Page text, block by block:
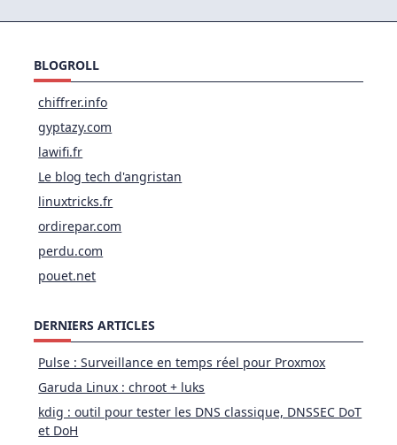
BLOGROLL
chiffrer.info
gyptazy.com
lawifi.fr
Le blog tech d'angristan
linuxtricks.fr
ordirepar.com
perdu.com
pouet.net
DERNIERS ARTICLES
Pulse : Surveillance en temps réel pour Proxmox
Garuda Linux : chroot + luks
kdig : outil pour tester les DNS classique, DNSSEC DoT
et DoH